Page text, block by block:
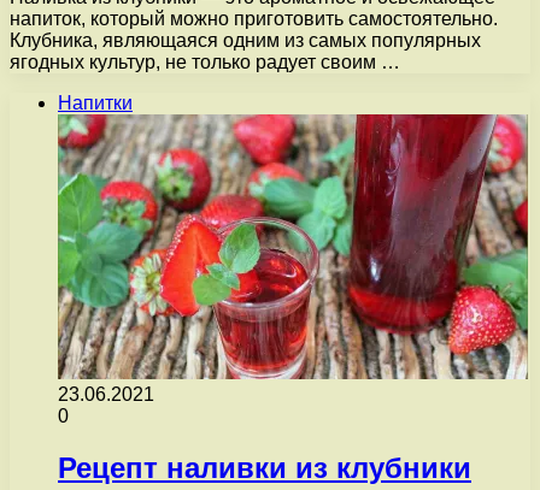
напиток, который можно приготовить самостоятельно.
Клубника, являющаяся одним из самых популярных
ягодных культур, не только радует своим …
Напитки
23.06.2021
0
Рецепт наливки из клубники